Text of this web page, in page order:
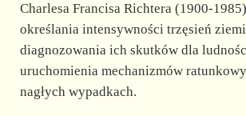
e
o
Charlesa Francisa Richtera (1900-
określania intensywności trzęsień
diagnozowania ich skutków dla
uruchomienia mechanizmów
nagłych wypadkach.